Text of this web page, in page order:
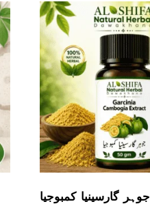
جوہر گارسینیا کمبوجیا